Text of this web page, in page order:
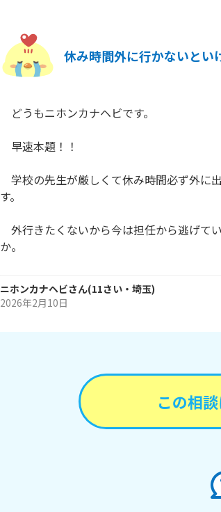
休み時間外に行かないとい
どうもニホンカナヘビです。
早速本題！！
学校の先生が厳しくて休み時間必ず外に
す。
外行きたくないから今は担任から逃げて
ニホンカナヘビさん(11さい・ 埼玉)
2026年2月10日
この相